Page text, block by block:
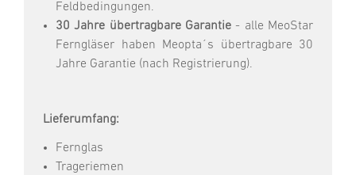
Feldbedingungen.
30 Jahre übertragbare Garantie - alle MeoStar
Ferngläser haben Meopta´s übertragbare 30
Jahre Garantie (nach Registrierung).
Lieferumfang:
Fernglas
Trageriemen